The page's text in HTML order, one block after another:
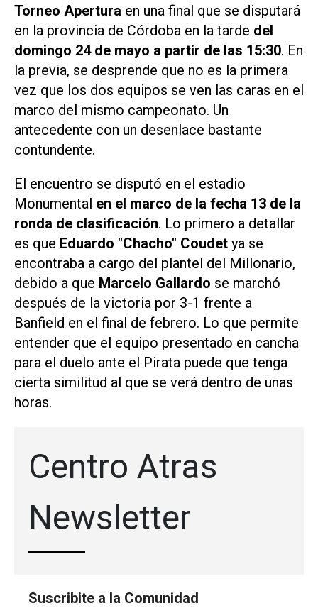
Torneo Apertura en una final que se disputará
en la provincia de Córdoba en la tarde del
domingo 24 de mayo a partir de las 15:30. En
la previa, se desprende que no es la primera
vez que los dos equipos se ven las caras en el
marco del mismo campeonato. Un
antecedente con un desenlace bastante
contundente.
El encuentro se disputó en el estadio
Monumental en el marco de la fecha 13 de la
ronda de clasificación. Lo primero a detallar
es que Eduardo "Chacho" Coudet ya se
encontraba a cargo del plantel del Millonario,
debido a que Marcelo Gallardo se marchó
después de la victoria por 3-1 frente a
Banfield en el final de febrero. Lo que permite
entender que el equipo presentado en cancha
para el duelo ante el Pirata puede que tenga
cierta similitud al que se verá dentro de unas
horas.